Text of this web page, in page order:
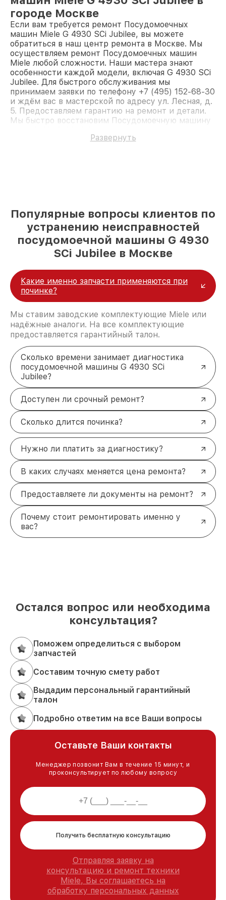
городе Москве
Если вам требуется ремонт Посудомоечных
машин Miele G 4930 SCi Jubilee, вы можете
обратиться в наш центр ремонта в Москве. Мы
осуществляем ремонт Посудомоечных машин
Miele любой сложности. Наши мастера знают
особенности каждой модели, включая G 4930 SCi
Jubilee. Для быстрого обслуживания мы
принимаем заявки по телефону +7 (495) 152-68-30
и ждём вас в мастерской по адресу ул. Лесная, д.
5. Предоставляем гарантию на ремонт и детали.
Мы быстро восстановим Посудомоечную машину
Развернуть
Популярные вопросы клиентов по
устранению неисправностей
посудомоечной машины G 4930
SCi Jubilee в Москве
Какие именно запчасти применяются при
починке?
Мы ставим заводские комплектующие Miele или
надёжные аналоги. На все комплектующие
предоставляется гарантийный талон.
Сколько времени занимает диагностика
посудомоечной машины G 4930 SCi
Jubilee?
Доступен ли срочный ремонт?
Сколько длится починка?
Нужно ли платить за диагностику?
В каких случаях меняется цена ремонта?
Предоставляете ли документы на ремонт?
Почему стоит ремонтировать именно у
вас?
Остался вопрос или необходима
консультация?
Поможем определиться с выбором
запчастей
Составим точную смету работ
Выдадим персональный гарантийный
талон
Подробно ответим на все Ваши вопросы
Оставьте Ваши контакты
Менеджер позвонит Вам в течение 15 минут, и
проконсультирует по любому вопросу
Получить бесплатную консультацию
Отправляя заявку на
консультацию и ремонт техники
Miele, Вы соглашаетесь на
обработку персональных данных